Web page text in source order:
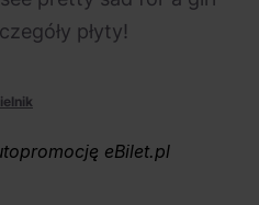
Aplikacja
jednoczącą fanów
płyty!
eBilet.pl